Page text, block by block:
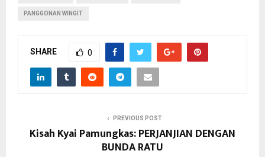
PANGGONAN WINGIT
SHARE 0
PREVIOUS POST
Kisah Kyai Pamungkas: PERJANJIAN DENGAN
BUNDA RATU